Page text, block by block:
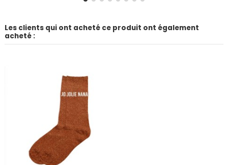
Les clients qui ont acheté ce produit ont également
acheté :